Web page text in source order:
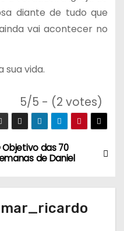
diante de tudo que
vai acontecer no
sua vida.
5/5 - (2 votes)
Objetivo das 70
de Daniel